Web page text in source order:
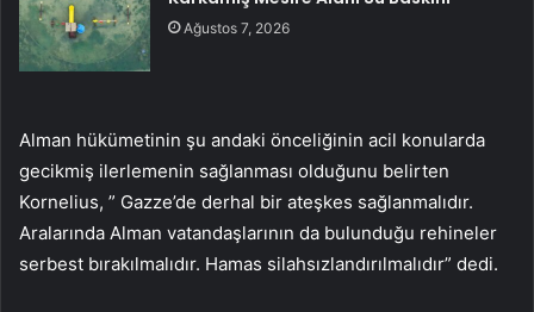
Ağustos 7, 2026
Alman hükümetinin şu andaki önceliğinin acil konularda
gecikmiş ilerlemenin sağlanması olduğunu belirten
Kornelius, ” Gazze’de derhal bir ateşkes sağlanmalıdır.
Aralarında Alman vatandaşlarının da bulunduğu rehineler
serbest bırakılmalıdır. Hamas silahsızlandırılmalıdır” dedi.